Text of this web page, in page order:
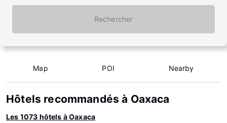
Rechercher
Map POI Nearby
Hôtels recommandés à Oaxaca
Les 1073 hôtels à Oaxaca